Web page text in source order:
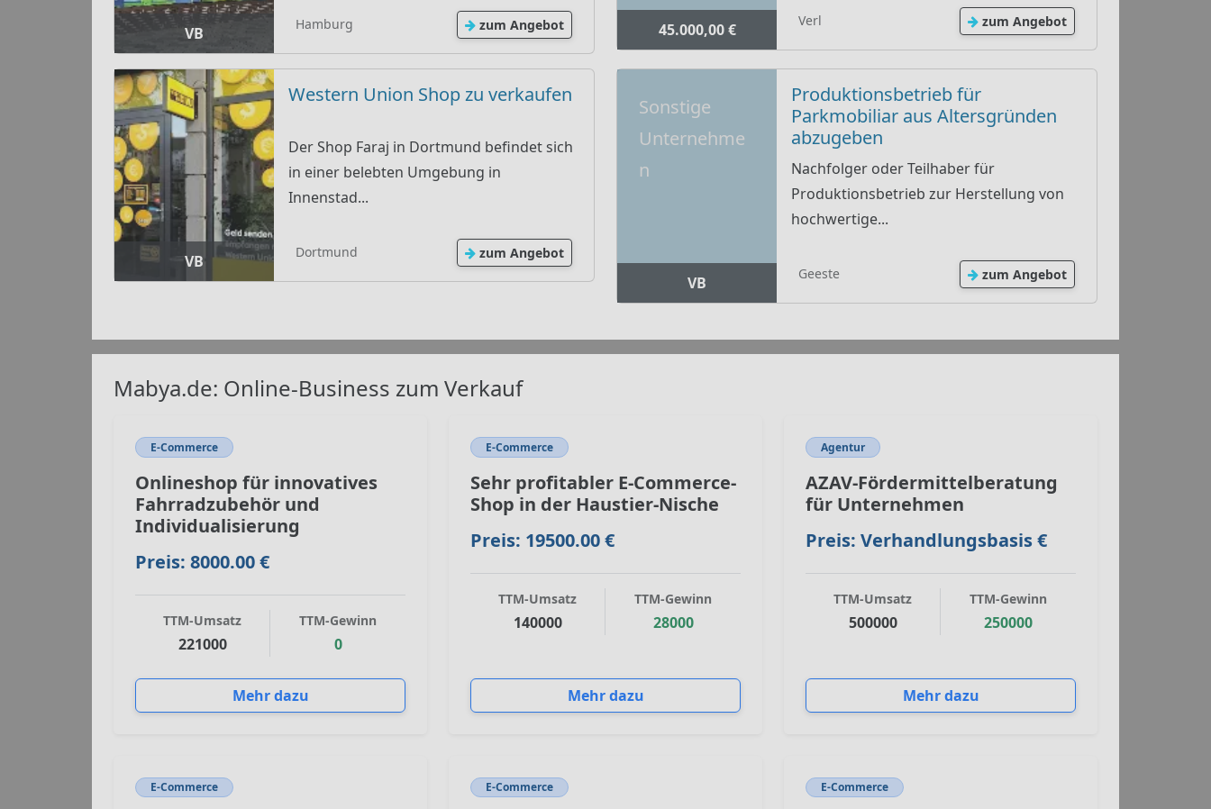
VB Hamburg zum Angebot 45.000,00 € Verl zum Angebot
VB
Western Union Shop zu verkaufen
Der Shop Faraj in Dortmund befindet sich
in einer belebten Umgebung in
Innenstad...
Dortmund zum Angebot
Sonstige
Unternehme
n
VB
Produktionsbetrieb für
Parkmobiliar aus Altersgründen
abzugeben
Nachfolger oder Teilhaber für
Produktionsbetrieb zur Herstellung von
hochwertige...
Geeste zum Angebot
Mabya.de: Online-Business zum Verkauf
E-Commerce
Onlineshop für innovatives
Fahrradzubehör und
Individualisierung
Preis: 8000.00 €
TTM-Umsatz
221000
TTM-Gewinn
0
Mehr dazu
E-Commerce
Sehr profitabler E-Commerce-
Shop in der Haustier-Nische
Preis: 19500.00 €
TTM-Umsatz
140000
TTM-Gewinn
28000
Mehr dazu
Agentur
AZAV-Fördermittelberatung
für Unternehmen
Preis: Verhandlungsbasis €
TTM-Umsatz
500000
TTM-Gewinn
250000
Mehr dazu
E-Commerce E-Commerce E-Commerce